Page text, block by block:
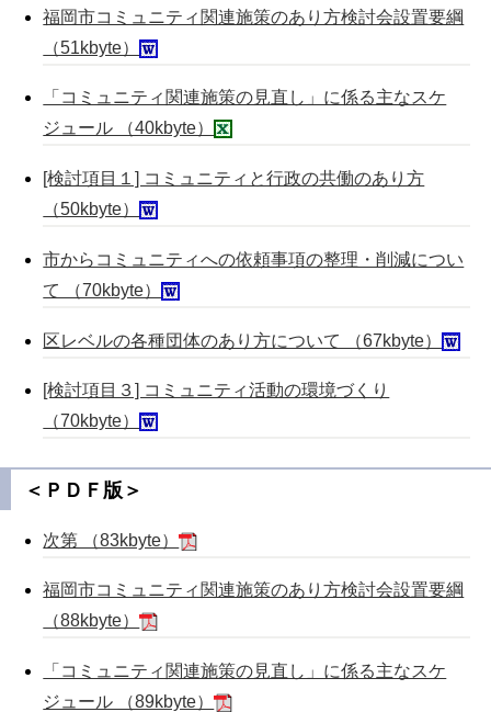
福岡市コミュニティ関連施策のあり方検討会設置要綱
（51kbyte）
「コミュニティ関連施策の見直し」に係る主なスケ
ジュール （40kbyte）
[検討項目１] コミュニティと行政の共働のあり方
（50kbyte）
市からコミュニティへの依頼事項の整理・削減につい
て （70kbyte）
区レベルの各種団体のあり方について （67kbyte）
[検討項目３] コミュニティ活動の環境づくり
（70kbyte）
＜ＰＤＦ版＞
次第 （83kbyte）
福岡市コミュニティ関連施策のあり方検討会設置要綱
（88kbyte）
「コミュニティ関連施策の見直し」に係る主なスケ
ジュール （89kbyte）